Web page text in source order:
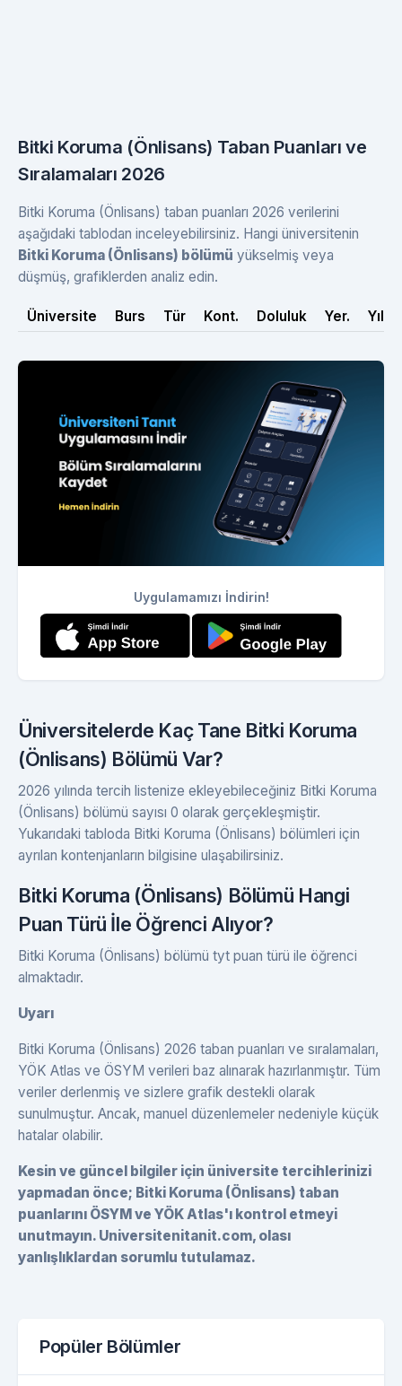
Bitki Koruma (Önlisans) Taban Puanları ve
Sıralamaları 2026
Bitki Koruma (Önlisans) taban puanları 2026 verilerini
aşağıdaki tablodan inceleyebilirsiniz. Hangi üniversitenin
Bitki Koruma (Önlisans) bölümü yükselmiş veya
düşmüş, grafiklerden analiz edin.
Üniversite Burs Tür Kont. Doluluk Yer. Yıl
Uygulamamızı İndirin!
Üniversitelerde Kaç Tane Bitki Koruma
(Önlisans) Bölümü Var?
2026 yılında tercih listenize ekleyebileceğiniz Bitki Koruma
(Önlisans) bölümü sayısı 0 olarak gerçekleşmiştir.
Yukarıdaki tabloda Bitki Koruma (Önlisans) bölümleri için
ayrılan kontenjanların bilgisine ulaşabilirsiniz.
Bitki Koruma (Önlisans) Bölümü Hangi
Puan Türü İle Öğrenci Alıyor?
Bitki Koruma (Önlisans) bölümü tyt puan türü ile öğrenci
almaktadır.
Uyarı
Bitki Koruma (Önlisans) 2026 taban puanları ve sıralamaları,
YÖK Atlas ve ÖSYM verileri baz alınarak hazırlanmıştır. Tüm
veriler derlenmiş ve sizlere grafik destekli olarak
sunulmuştur. Ancak, manuel düzenlemeler nedeniyle küçük
hatalar olabilir.
Kesin ve güncel bilgiler için üniversite tercihlerinizi
yapmadan önce; Bitki Koruma (Önlisans) taban
puanlarını ÖSYM ve YÖK Atlas'ı kontrol etmeyi
unutmayın. Universitenitanit.com, olası
yanlışlıklardan sorumlu tutulamaz.
Popüler Bölümler